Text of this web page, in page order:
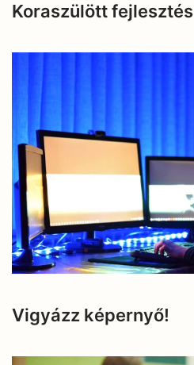
Koraszülött fejlesztés
Vigyázz képernyő!